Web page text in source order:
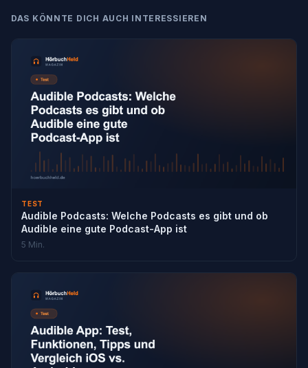
DAS KÖNNTE DICH AUCH INTERESSIEREN
TEST
Audible Podcasts: Welche Podcasts es gibt und ob
Audible eine gute Podcast-App ist
5 Min.